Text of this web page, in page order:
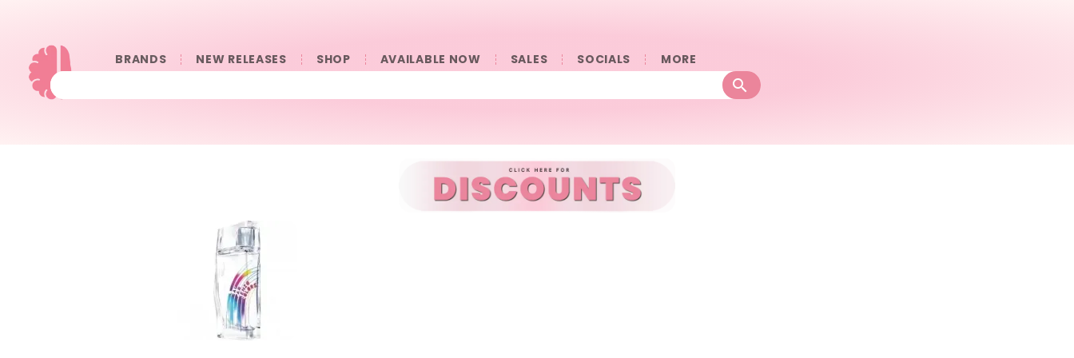
BRANDS NEW RELEASES SHOP AVAILABLE NOW SALES SOCIALS 󠀠󠀠MORE